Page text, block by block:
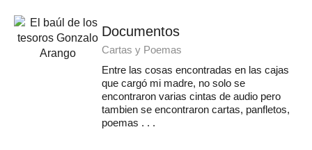
Documentos
Cartas y Poemas
Entre las cosas encontradas en las cajas
que cargó mi madre, no solo se
encontraron varias cintas de audio pero
tambien se encontraron cartas, panfletos,
poemas . . .